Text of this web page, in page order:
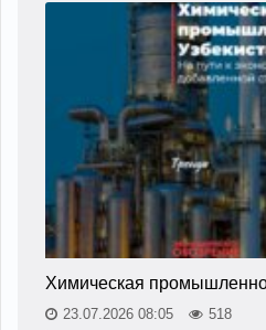
Химическая
23.07.2026 08:05 518